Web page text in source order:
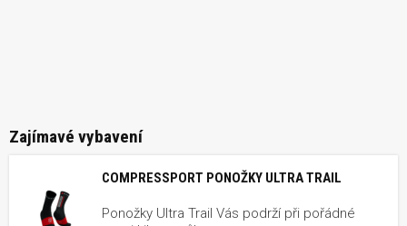
Zajímavé vybavení
COMPRESSPORT PONOŽKY ULTRA TRAIL
Ponožky Ultra Trail Vás podrží při pořádné